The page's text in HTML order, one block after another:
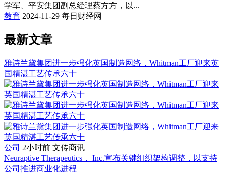
学军、平安集团副总经理蔡方方，以...
教育 2024-11-29 每日财经网
最新文章
雅诗兰黛集团进一步强化英国制造网络，Whitman工厂迎来英
国精湛工艺传承六十
公司 2小时前 文传商讯
Neuraptive Therapeutics， Inc.宣布关键组织架构调整，以支持
公司推进商业化进程